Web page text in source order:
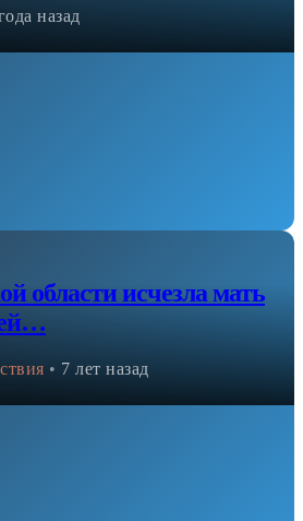
назад
области исчезла мать
• 7 лет назад